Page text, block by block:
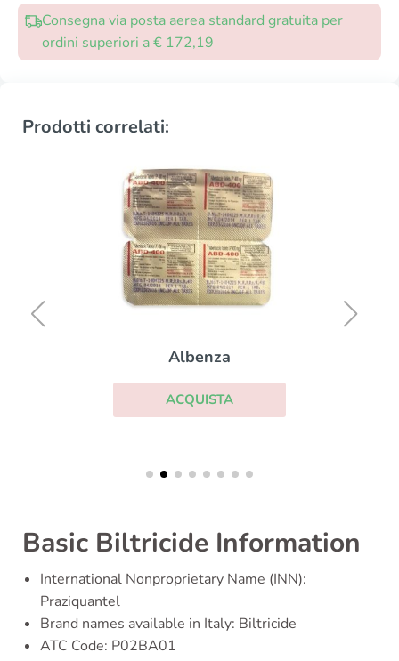
Consegna via posta aerea standard gratuita per
ordini superiori a € 172,19
Prodotti correlati:
Albenza
ACQUISTA
Basic Biltricide Information
International Nonproprietary Name (INN):
Praziquantel
Brand names available in Italy: Biltricide
ATC Code: P02BA01